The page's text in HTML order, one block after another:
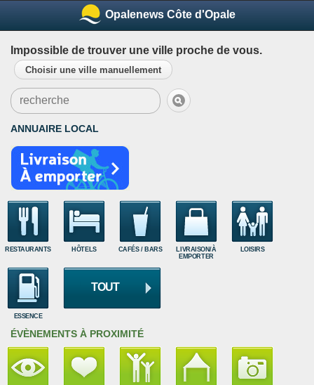
Opalenews Côte d'Opale
Impossible de trouver une ville proche de vous.
Choisir une ville manuellement
ANNUAIRE LOCAL
RESTAURANTS HÔTELS CAFÉS / BARS
LIVRAISON/À
EMPORTER
LOISIRS
ESSENCE
TOUT
ÉVÈNEMENTS À PROXIMITÉ